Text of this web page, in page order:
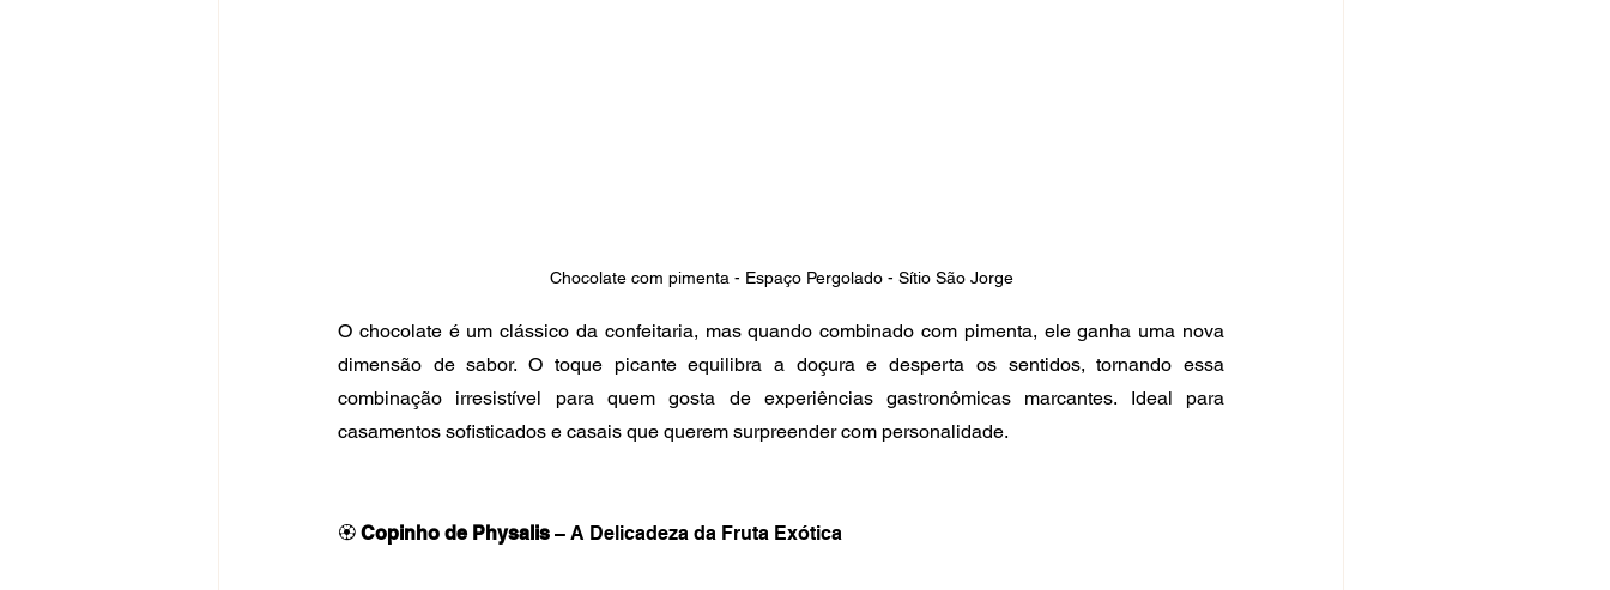
Chocolate com pimenta - Espaço Pergolado - Sítio São Jorge
O chocolate é um clássico da confeitaria, mas quando combinado com pimenta, ele ganha uma nova
dimensão de sabor. O toque picante equilibra a doçura e desperta os sentidos, tornando essa
combinação irresistível para quem gosta de experiências gastronômicas marcantes. Ideal para
casamentos sofisticados e casais que querem surpreender com personalidade.
🏵️ Copinho de Physalis – A Delicadeza da Fruta Exótica